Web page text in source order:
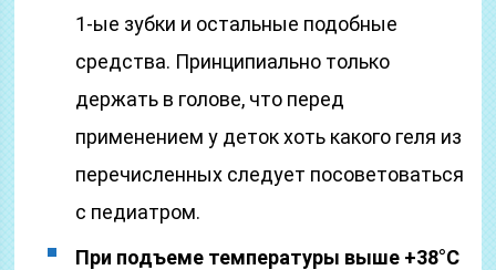
1-ые зубки и остальные подобные
средства. Принципиально только
держать в голове, что перед
применением у деток хоть какого геля из
перечисленных следует посоветоваться
с педиатром.
При подъеме температуры выше +38°С